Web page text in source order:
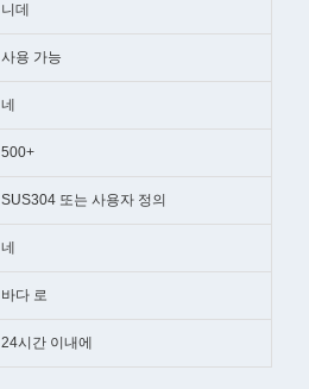
니데
사용 가능
네
500+
SUS304 또는 사용자 정의
네
바다 로
24시간 이내에